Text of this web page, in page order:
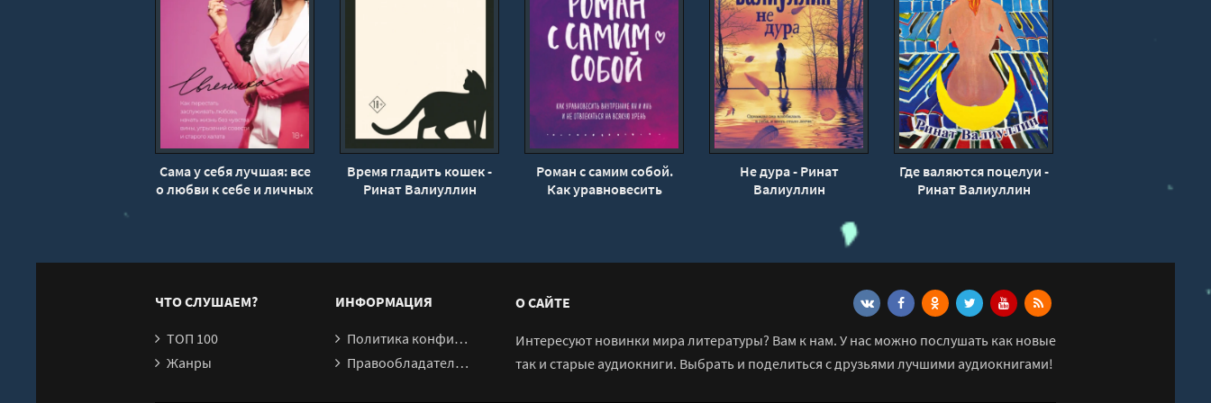
Сама у себя лучшая: все
о любви к себе и личных
Евгеника
Время гладить кошек -
Ринат Валиуллин
Роман с самим собой.
Как уравновесить
Мужицкая
Не дура - Ринат
Валиуллин
Где валяются поцелуи -
Ринат Валиуллин
ЧТО СЛУШАЕМ?
ТОП 100
Жанры
ИНФОРМАЦИЯ
Политика конфиденциальности
Правообладателям
О САЙТЕ
Интересуют новинки мира литературы? Вам к нам. У нас можно послушать как новые
так и старые аудиокниги. Выбрать и поделиться с друзьями лучшими аудиокнигами!